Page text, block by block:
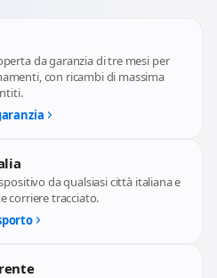
da garanzia di tre mesi per
con ricambi di massima
da qualsiasi città italiana e
corriere tracciato.